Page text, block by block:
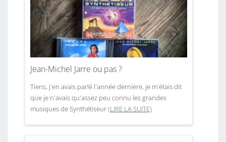
Jean-Michel Jarre ou pas ?
Tiens, j'en avais parlé l'année dernière, je m'étais dit
que je n'avais qu'assez peu connu les grandes
musiques de Synthétiseur(LIRE LA SUITE)